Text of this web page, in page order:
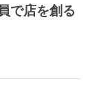
で店を創る